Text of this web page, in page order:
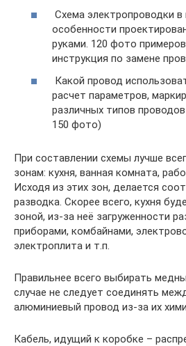
Схема электропроводки
особенности
руками. 120 фото
инструкция по замене
Какой провод
расчет параметров,
различных типов
150 фото)
При составлении схемы лучше
зонам: кухня, ванная комната,
Исходя из этих зон, делается
разводка. Скорее всего, кухня
зоной, из-за неё загруженности
приборами, комбайнами,
электроплита и т.п.
Правильнее всего выбирать
случае не следует соединять
алюминиевый провод из-за их
Кабель, идущий к коробке –